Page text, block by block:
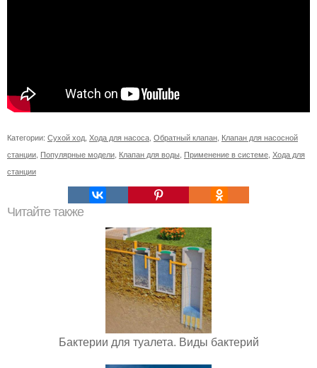
Категории: Сухой ход Хода для насоса Обратный клапан Клапан для насосной
станции Популярные модели Клапан для воды Применение в системе Хода для
станции
Читайте также
Бактерии для туалета. Виды бактерий